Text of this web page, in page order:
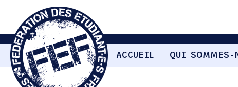
ACCUEIL QUI SOMMES-